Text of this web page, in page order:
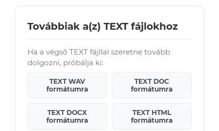
Továbbiak a(z) TEXT fájlokhoz
Ha a végső TEXT fájllal szeretne tovább
dolgozni, próbálja ki:
TEXT WAV
formátumra
TEXT DOC
formátumra
TEXT DOCX
formátumra
TEXT HTML
formátumra